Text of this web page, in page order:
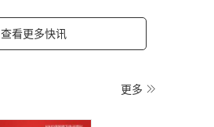
查看更多快讯
更多 